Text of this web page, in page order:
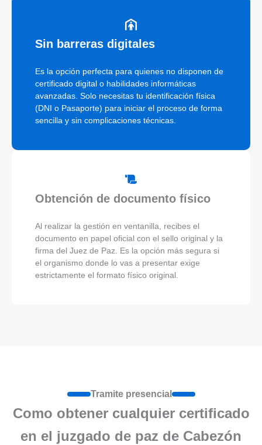
Sin barreras digitales
Es la opción perfecta para quienes no disponen de
certificado digital o habilidades informáticas
avanzadas. Solo necesitas tu identificación física
(DNI o Pasaporte) para iniciar el proceso de forma
sencilla y sin complicaciones técnicas.
Obtención de documento físico
Al realizar la gestión en ventanilla, recibes el
documento en papel oficial con el sello original y la
firma del Juez de Paz. Es la opción más segura si
el organismo donde lo vas a presentar exige
estrictamente el formato físico original.
Tramite presencial
Como obtener cualquier certificado
en el juzgado de paz de Cabezón